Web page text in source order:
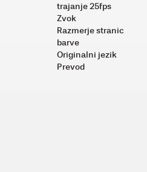
trajanje 25fps
Zvok
Razmerje stranic
barve
Originalni jezik
Prevod